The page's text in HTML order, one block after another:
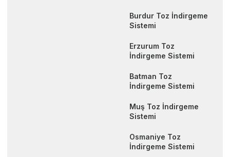
Burdur Toz İndirgeme
Sistemi
Erzurum Toz
İndirgeme Sistemi
Batman Toz
İndirgeme Sistemi
Muş Toz İndirgeme
Sistemi
Osmaniye Toz
İndirgeme Sistemi